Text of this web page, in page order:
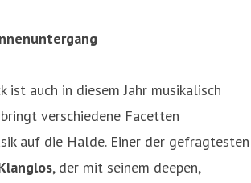
ist auch in diesem Jahr musikalisch
verschiedene Facetten
auf die Halde. Einer der gefragtesten
, der mit seinem deepen,